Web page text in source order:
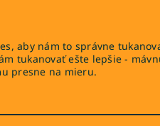
aby nám to správne
tukanovať ešte lepšie -
presne na mieru.